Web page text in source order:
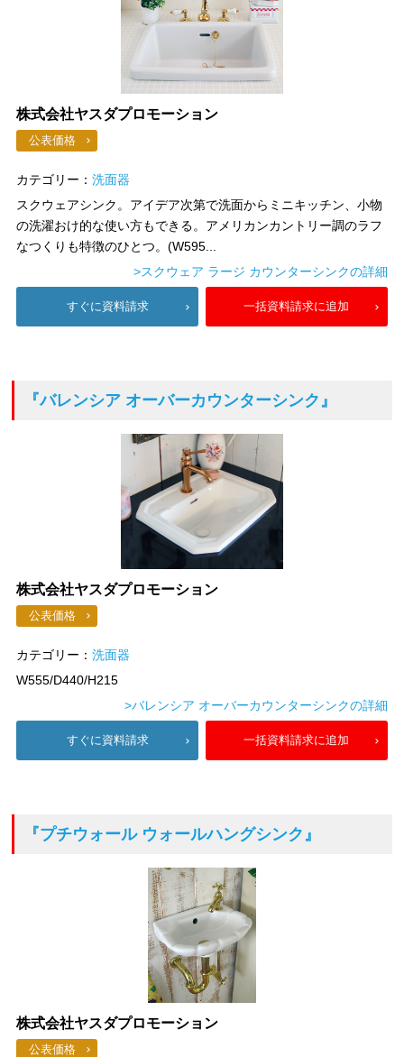
株式会社ヤスダプロモーション
公表価格
カテゴリー：洗面器
スクウェアシンク。アイデア次第で洗面からミニキッチン、小物
の洗濯おけ的な使い方もできる。アメリカンカントリー調のラフ
なつくりも特徴のひとつ。(W595...
>スクウェア ラージ カウンターシンクの詳細
すぐに資料請求 一括資料請求に追加
『バレンシア オーバーカウンターシンク』
株式会社ヤスダプロモーション
公表価格
カテゴリー：洗面器
W555/D440/H215
>バレンシア オーバーカウンターシンクの詳細
すぐに資料請求 一括資料請求に追加
『プチウォール ウォールハングシンク』
株式会社ヤスダプロモーション
公表価格